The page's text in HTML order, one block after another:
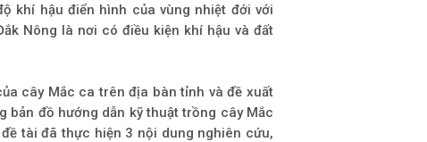
khí hậu điển hình của vùng nhiệt đới với
Nông là nơi có điều kiện khí hậu và đất
cây Mắc ca trên địa bàn tỉnh và đề xuất
bản đồ hướng dẫn kỹ thuật trồng cây Mắc
tài đã thực hiện 3 nội dung nghiên cứu,